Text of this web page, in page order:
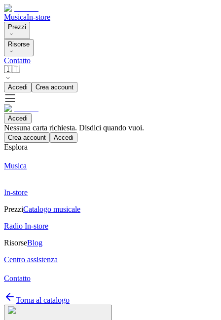
MusicaIn-store
Prezzi
Risorse
Contatto
🇮🇹
Accedi Crea account
Accedi
Nessuna carta richiesta. Disdici quando vuoi.
Crea account Accedi
Esplora
Musica
In-store
PrezziCatalogo musicale
Radio In-store
RisorseBlog
Centro assistenza
Contatto
Torna al catalogo